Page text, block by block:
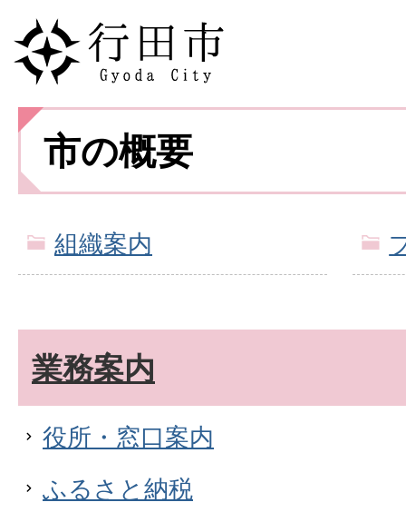
市の概要
組織案内
業務案内
役所・窓口案内
ふるさと納税